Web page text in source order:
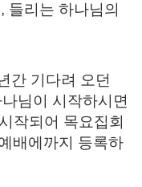
들리는 하나님의
간 기다려 오던
님이 시작하시면
작되어 목요집회
배에까지 등록하